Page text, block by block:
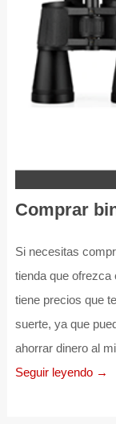
Comprar
Si necesitas
tienda que ofrezca
tiene precios que
suerte, ya que
ahorrar dinero al
Seguir leyendo →